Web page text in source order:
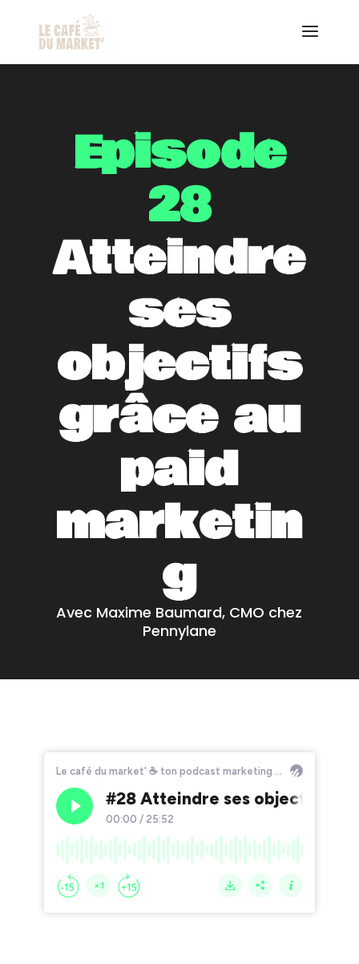
Episode
28
Atteindre
ses
objectifs
grâce au
paid
marketin
g
Avec Maxime Baumard, CMO chez
Pennylane